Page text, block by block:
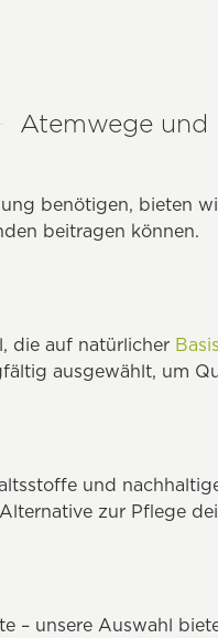
Atemwege und
benötigen, bieten
beitragen können.
die auf natürlicher Basis
ausgewählt, um
und
zur Pflege
– unsere Auswahl